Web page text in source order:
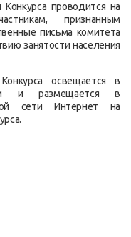
проводится на
признанным
письма комитета
занятости населения
освещается в
и размещается в
сети Интернет на